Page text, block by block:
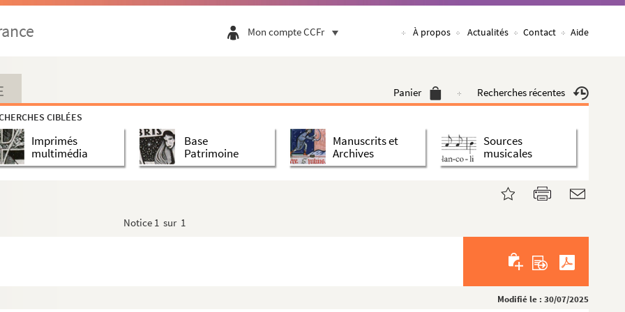
Mon compte CCFr À propos Actualités Contact Aide
Panier Recherches récentes
CIBLÉES
Imprimés
multimédia
Base
Patrimoine
Manuscrits et
Archives
Sources
musicales
Notice 1 sur 1
Modifié le : 30/07/2025